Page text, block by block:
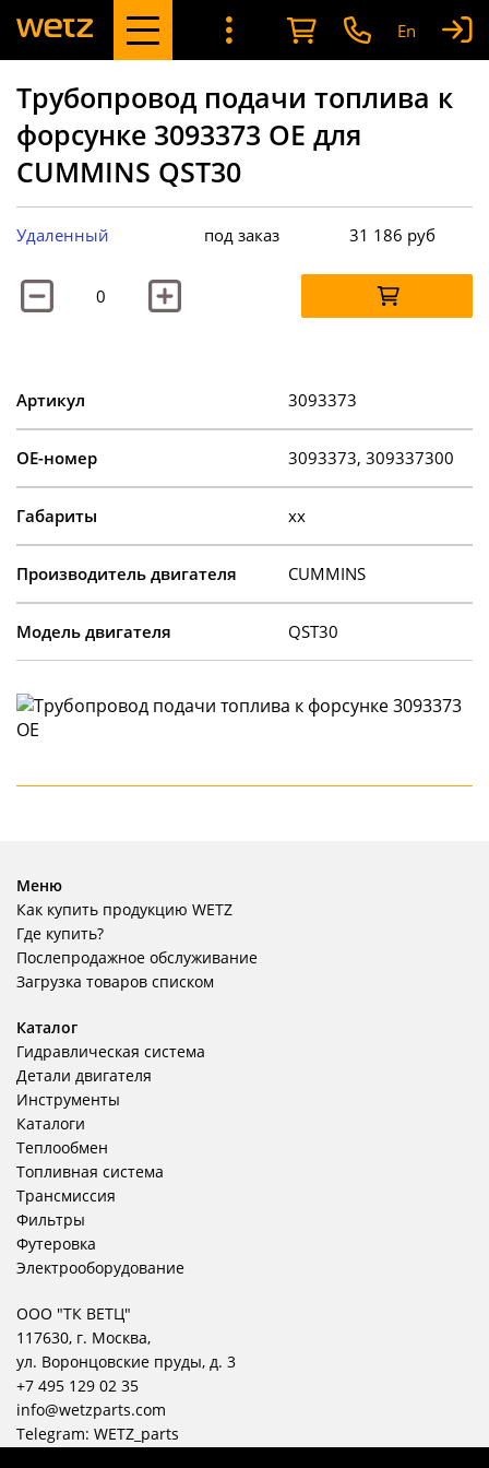
En
Трубопровод подачи топлива к
форсунке 3093373 OE для
CUMMINS QST30
Удаленный под заказ 31 186 руб
Артикул 3093373
OE-номер 3093373, 309337300
Габариты xx
Производитель двигателя CUMMINS
Модель двигателя QST30
Меню
Как купить продукцию WETZ
Где купить?
Послепродажное обслуживание
Загрузка товаров списком
Каталог
Гидравлическая система
Детали двигателя
Инструменты
Каталоги
Теплообмен
Топливная система
Трансмиссия
Фильтры
Футеровка
Электрооборудование
ООО "ТК ВЕТЦ"
117630, г. Москва,
ул. Воронцовские пруды, д. 3
+7 495 129 02 35
info@wetzparts.com
Telegram: WETZ_parts